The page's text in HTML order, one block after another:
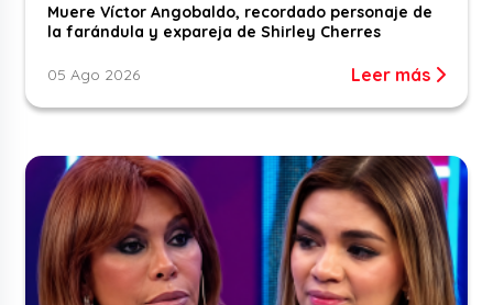
Muere Víctor Angobaldo, recordado personaje de
la farándula y expareja de Shirley Cherres
05 Ago 2026 Leer más